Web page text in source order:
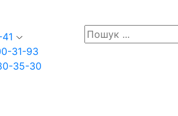
31-93
35-30